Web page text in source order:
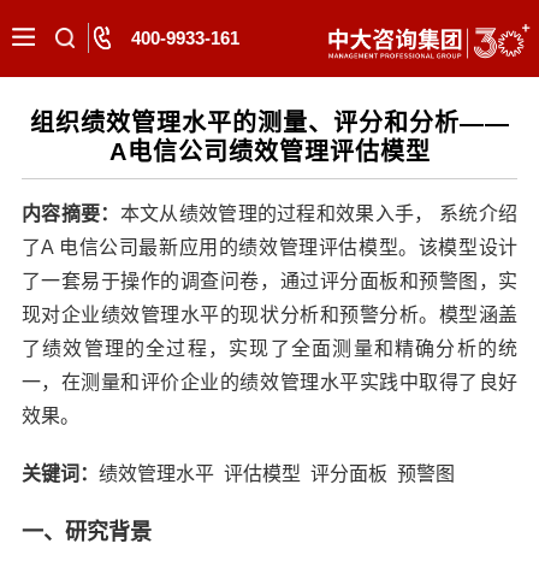
400-9933-161
组织绩效管理水平的测量、评分和分析——
A电信公司绩效管理评估模型
内容摘要： 本文从绩效管理的过程和效果入手， 系统介绍
了A 电信公司最新应用的绩效管理评估模型。该模型设计
了一套易于操作的调查问卷，通过评分面板和预警图，实
现对企业绩效管理水平的现状分析和预警分析。模型涵盖
了绩效管理的全过程，实现了全面测量和精确分析的统
一，在测量和评价企业的绩效管理水平实践中取得了良好
效果。
关键词： 绩效管理水平 评估模型 评分面板 预警图
一、研究背景